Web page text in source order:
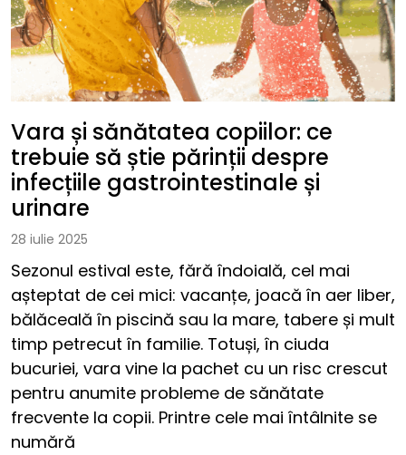
Vara și sănătatea copiilor: ce
trebuie să știe părinții despre
infecțiile gastrointestinale și
urinare
28 iulie 2025
Sezonul estival este, fără îndoială, cel mai
așteptat de cei mici: vacanțe, joacă în aer liber,
bălăceală în piscină sau la mare, tabere și mult
timp petrecut în familie. Totuși, în ciuda
bucuriei, vara vine la pachet cu un risc crescut
pentru anumite probleme de sănătate
frecvente la copii. Printre cele mai întâlnite se
numără